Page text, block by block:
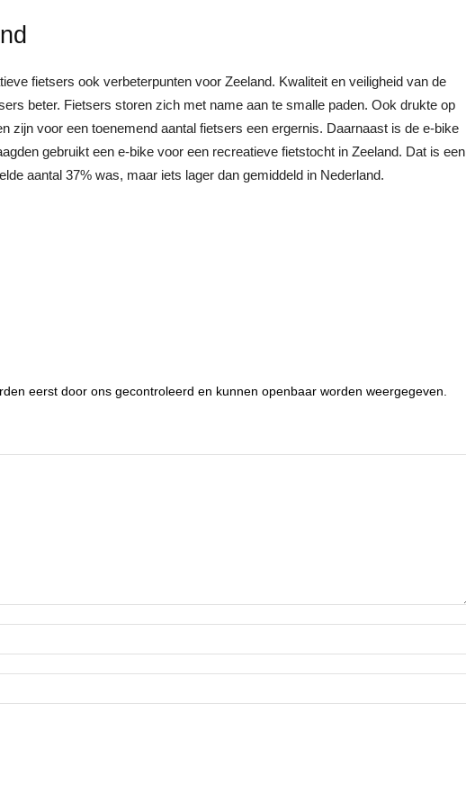
fietsers ook verbeterpunten voor Zeeland. Kwaliteit en veiligheid van de
beter. Fietsers storen zich met name aan te smalle paden. Ook drukte op
zijn voor een toenemend aantal fietsers een ergernis. Daarnaast is de e-bike
gebruikt een e-bike voor een recreatieve fietstocht in Zeeland. Dat is een
aantal 37% was, maar iets lager dan gemiddeld in Nederland.
eerst door ons gecontroleerd en kunnen openbaar worden weergegeven.